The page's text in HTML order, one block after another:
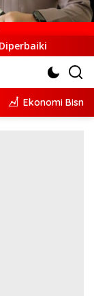
Sinergi
Ekonomi Bisnis